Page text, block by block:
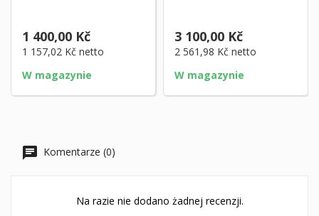
1 400,00 Kč
1 157,02 Kč netto
W magazynie
3 100,00 Kč
2 561,98 Kč netto
W magazynie
Komentarze (0)
Na razie nie dodano żadnej recenzji.